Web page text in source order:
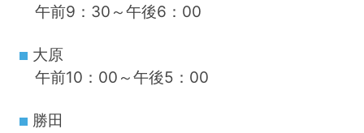
午前9：30～午後6：00
大原
午前10：00～午後5：00
勝田